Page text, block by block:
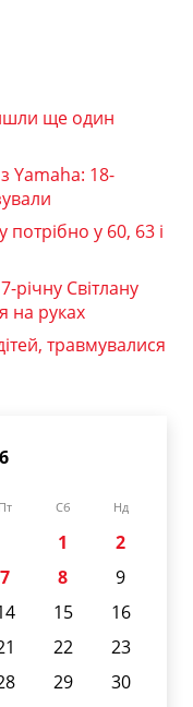
ще один
Yamaha: 18-
потрібно у 60, 63 і
Світлану
на руках
травмувалися
Пт Сб Нд
1
2
7 8
9
15
16
22
23
29
30